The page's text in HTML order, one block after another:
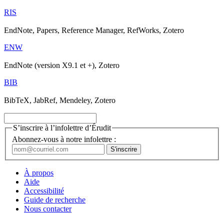
RIS
EndNote, Papers, Reference Manager, RefWorks, Zotero
ENW
EndNote (version X9.1 et +), Zotero
BIB
BibTeX, JabRef, Mendeley, Zotero
S’inscrire à l’infolettre d’Érudit
Abonnez-vous à notre infolettre :
À propos
Aide
Accessibilité
Guide de recherche
Nous contacter